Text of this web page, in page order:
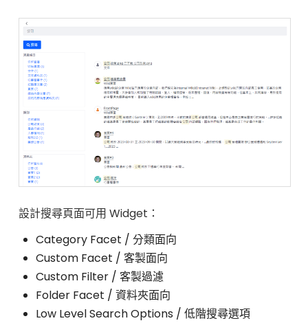
設計搜尋頁面可用 Widget：
Category Facet / 分類面向
Custom Facet / 客製面向
Custom Filter / 客製過濾
Folder Facet / 資料夾面向
Low Level Search Options / 低階搜尋選項